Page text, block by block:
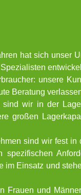
hat sich unser
unsere
Beratung
sind wir in der
großen
sind wir fest in
im Einsatz und
Frauen und